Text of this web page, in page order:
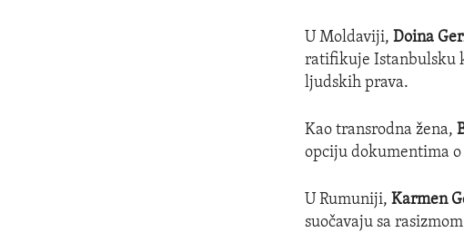
U Moldaviji,Doina
ratifikuje Istanbulsku
ljudskih prava.
Kao transrodna žena,
opciju dokumentima
U Rumuniji,Karmen
suočavaju sa